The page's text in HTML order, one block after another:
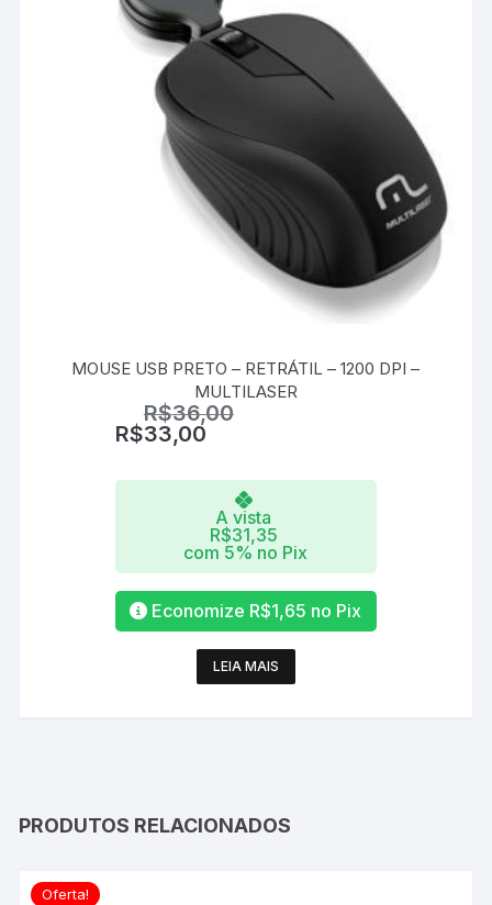
MOUSE USB PRETO – RETRÁTIL – 1200 DPI –
MULTILASER
R$36,00
R$33,00
A vista
R$31,35
com 5% no Pix
Economize R$1,65 no Pix
LEIA MAIS
PRODUTOS RELACIONADOS
Oferta!